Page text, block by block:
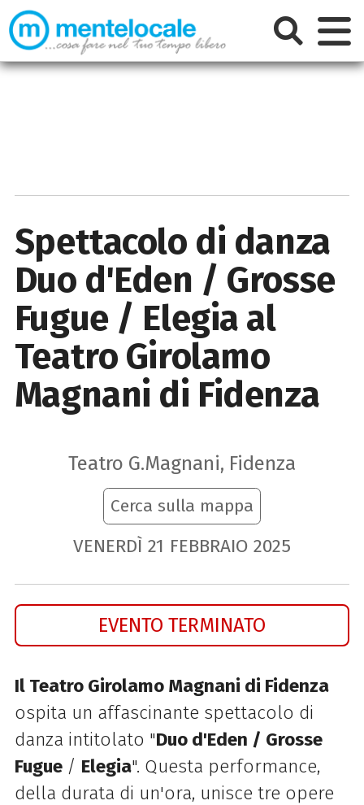
Spettacolo di danza
Duo d'Eden / Grosse
Fugue / Elegia al
Teatro Girolamo
Magnani di Fidenza
Teatro G.Magnani, Fidenza
Cerca sulla mappa
VENERDÌ 21 FEBBRAIO 2025
EVENTO TERMINATO
Il Teatro Girolamo Magnani di Fidenza
ospita un affascinante spettacolo di
danza intitolato "Duo d'Eden / Grosse
Fugue / Elegia". Questa performance,
della durata di un'ora, unisce tre opere